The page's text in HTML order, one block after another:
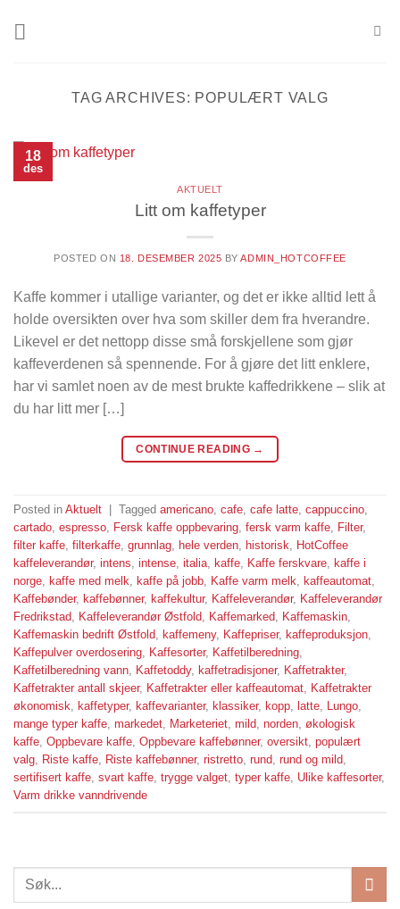
TAG ARCHIVES: POPULÆRT VALG
18
des
AKTUELT
Litt om kaffetyper
POSTED ON 18. DESEMBER 2025 BYADMIN_HOTCOFFEE
Kaffe kommer i utallige varianter, og det er ikke alltid lett å
holde oversikten over hva som skiller dem fra hverandre.
Likevel er det nettopp disse små forskjellene som gjør
kaffeverdenen så spennende. For å gjøre det litt enklere,
har vi samlet noen av de mest brukte kaffedrikkene – slik at
du har litt mer […]
CONTINUE READING →
Posted in Aktuelt Tagged americano, cafe, cafe latte, cappuccino,
cartado, espresso, Fersk kaffe oppbevaring, fersk varm kaffe, Filter,
filter kaffe, filterkaffe, grunnlag, hele verden, historisk, HotCoffee
kaffeleverandør, intens, intense, italia, kaffe, Kaffe ferskvare, kaffe i
norge, kaffe med melk, kaffe på jobb, Kaffe varm melk, kaffeautomat,
Kaffebønder, kaffebønner, kaffekultur, Kaffeleverandør, Kaffeleverandør
Fredrikstad, Kaffeleverandør Østfold, Kaffemarked, Kaffemaskin,
Kaffemaskin bedrift Østfold, kaffemeny, Kaffepriser, kaffeproduksjon,
Kaffepulver overdosering, Kaffesorter, Kaffetilberedning,
Kaffetilberedning vann, Kaffetoddy, kaffetradisjoner, Kaffetrakter,
Kaffetrakter antall skjeer, Kaffetrakter eller kaffeautomat, Kaffetrakter
økonomisk, kaffetyper, kaffevarianter, klassiker, kopp, latte, Lungo,
mange typer kaffe, markedet, Marketeriet, mild, norden, økologisk
kaffe, Oppbevare kaffe, Oppbevare kaffebønner, oversikt, populært
valg, Riste kaffe, Riste kaffebønner, ristretto, rund, rund og mild,
sertifisert kaffe, svart kaffe, trygge valget, typer kaffe, Ulike kaffesorter,
Varm drikke vanndrivende